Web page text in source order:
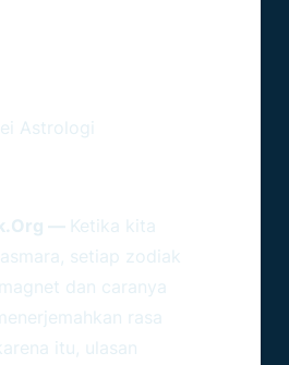
Astrologi
— Ketika kita
setiap zodiak
dan caranya
rasa
itu, ulasan